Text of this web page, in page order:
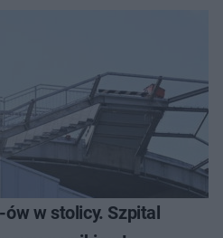
w stolicy. Szpital